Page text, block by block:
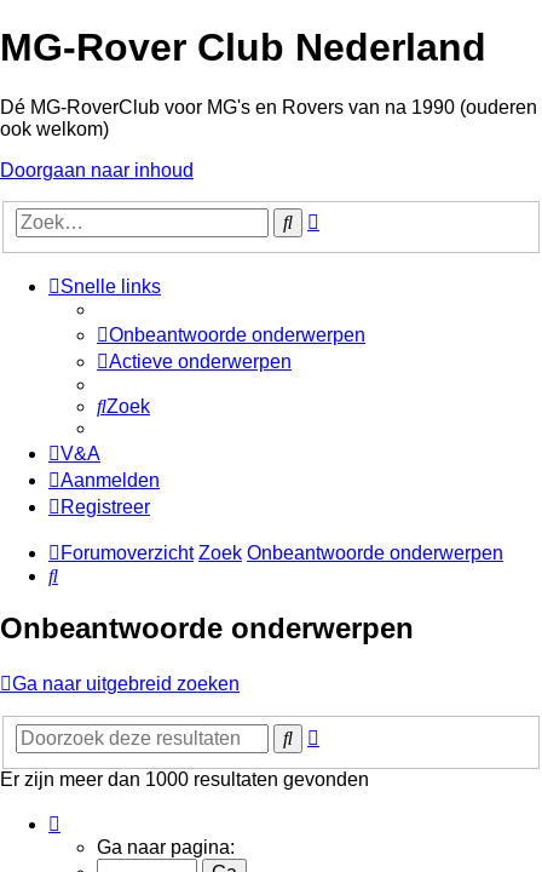
MG-Rover Club Nederland
Dé MG-RoverClub voor MG's en Rovers van na 1990 (ouderen
ook welkom)
Doorgaan naar inhoud
Zoek
Snelle links
Onbeantwoorde onderwerpen
Actieve onderwerpen
Zoek
V&A
Aanmelden
Registreer
Forumoverzicht Zoek Onbeantwoorde onderwerpen
Zoek
Onbeantwoorde onderwerpen
Ga naar uitgebreid zoeken
Zoek
Er zijn meer dan 1000 resultaten gevonden
Ga naar pagina: